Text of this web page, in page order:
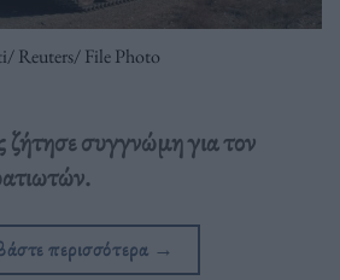
Reuters/ File Photo
συγγνώμη για τον
περισσότερα →